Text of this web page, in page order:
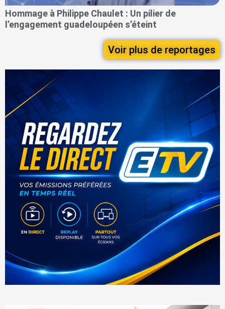
Hommage à Philippe Chaulet : Un pilier de
l’engagement guadeloupéen s’éteint
Voir plus de reportages